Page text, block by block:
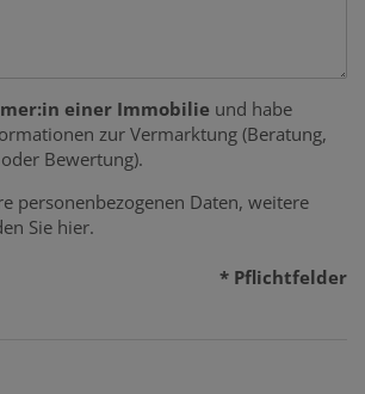
einer Immobilie und habe
zur Vermarktung (Beratung,
Bewertung).
personenbezogenen Daten, weitere
Sie hier.
* Pflichtfelder